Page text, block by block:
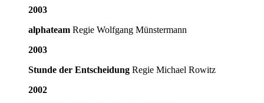
2003
alphateam Regie Wolfgang Münstermann
2003
Stunde der Entscheidung Regie Michael Rowitz
2002